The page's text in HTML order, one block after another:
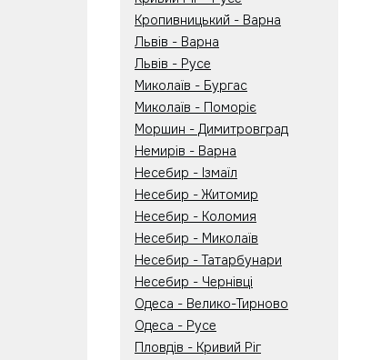
Кропивницький - Варна
Львів - Варна
Львів - Русе
Миколаїв - Бургас
Миколаїв - Поморіє
Моршин - Димитровград
Немирів - Варна
Несебир - Ізмаїл
Несебир - Житомир
Несебир - Коломия
Несебир - Миколаїв
Несебир - Татарбунари
Несебир - Чернівці
Одеса - Велико-Тирново
Одеса - Русе
Пловдів - Кривий Ріг